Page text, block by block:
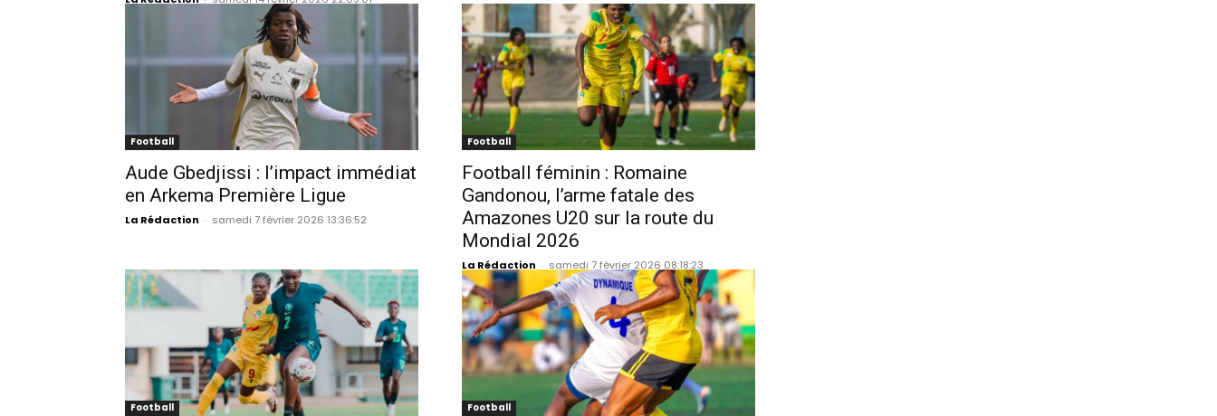
Football
Aude Gbedjissi : l’impact immédiat
en Arkema Première Ligue
La Rédaction - samedi 7 février 2026 13:36:52
Football
Football féminin : Romaine
Gandonou, l’arme fatale des
Amazones U20 sur la route du
Mondial 2026
La Rédaction - samedi 7 février 2026 08:18:23
Football Football